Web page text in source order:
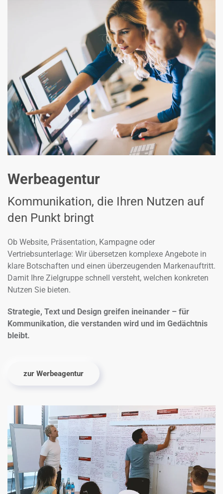
Werbeagentur
Kommunikation, die Ihren Nutzen auf
den Punkt bringt
Ob Website, Präsentation, Kampagne oder
Vertriebsunterlage: Wir übersetzen komplexe Angebote in
klare Botschaften und einen überzeugenden Markenauftritt.
Damit Ihre Zielgruppe schnell versteht, welchen konkreten
Nutzen Sie bieten.
Strategie, Text und Design greifen ineinander – für
Kommunikation, die verstanden wird und im Gedächtnis
bleibt.
zur Werbeagentur